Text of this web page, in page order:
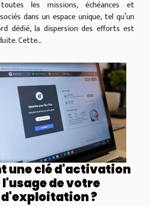
les missions, échéances et
dans un espace unique, tel qu’un
dédié, la dispersion des efforts est
Cette...
une clé d'activation
de votre
?